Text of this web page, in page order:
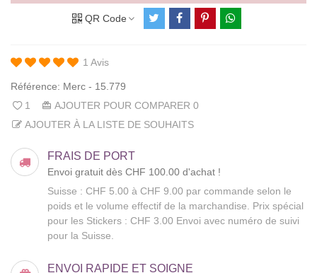
QR Code
1 Avis
Référence: Merc - 15.779
1
AJOUTER POUR COMPARER 0
AJOUTER À LA LISTE DE SOUHAITS
FRAIS DE PORT
Envoi gratuit dès CHF 100.00 d'achat !
Suisse : CHF 5.00 à CHF 9.00 par commande selon le
poids et le volume effectif de la marchandise. Prix spécial
pour les Stickers : CHF 3.00 Envoi avec numéro de suivi
pour la Suisse.
ENVOI RAPIDE ET SOIGNE